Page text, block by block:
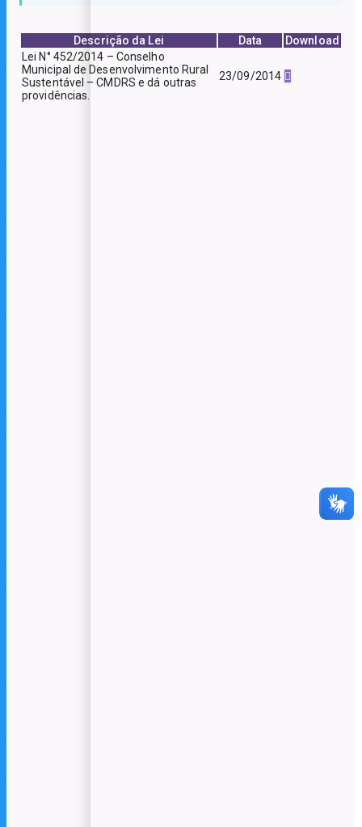
Descrição da Lei Data
Download
Lei N° 452/2014 – Conselho
Municipal de Desenvolvimento Rural
Sustentável – CMDRS e dá outras
providências.
23/09/2014